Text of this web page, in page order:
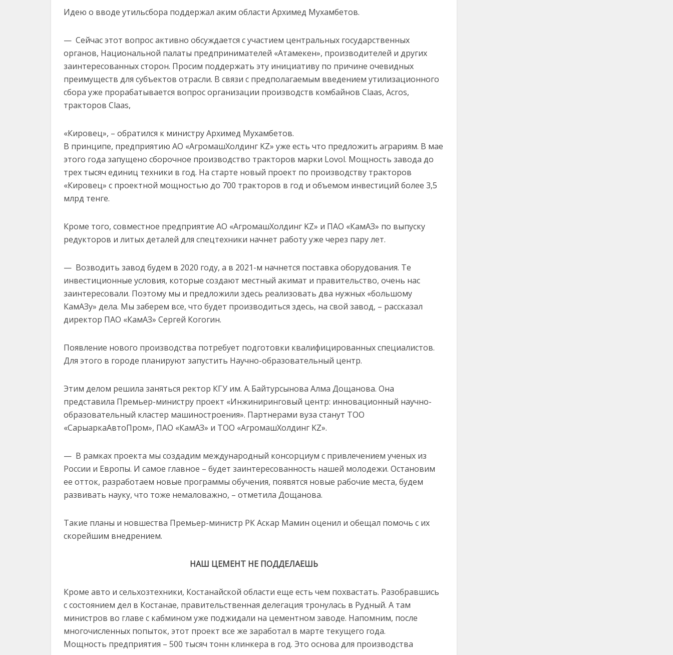
Идею о вводе утильсбора поддержал аким области Архимед Мухамбетов.
— Сейчас этот вопрос активно обсуждается с участием центральных государственных
органов, Национальной палаты предпринимателей «Атамекен», производителей и других
заинтересованных сторон. Просим поддержать эту инициативу по причине очевидных
преимуществ для субъектов отрасли. В связи с предполагаемым введением утилизационного
сбора уже прорабатывается вопрос организации производств комбайнов Claas, Acros,
тракторов Claas,
«Кировец», – обратился к министру Архимед Мухамбетов.
В принципе, предприятию АО «АгромашХолдинг KZ» уже есть что предложить аграриям. В мае
этого года запущено сборочное производство тракторов марки Lovol. Мощность завода до
трех тысяч единиц техники в год. На старте новый проект по производству тракторов
«Кировец» с проектной мощностью до 700 тракторов в год и объемом инвестиций более 3,5
млрд тенге.
Кроме того, совместное предприятие АО «АгромашХолдинг KZ» и ПАО «КамАЗ» по выпуску
редукторов и литых деталей для спецтехники начнет работу уже через пару лет.
— Возводить завод будем в 2020 году, а в 2021-м начнется поставка оборудования. Те
инвестиционные условия, которые создают местный акимат и правительство, очень нас
заинтересовали. Поэтому мы и предложили здесь реализовать два нужных «большому
КамАЗу» дела. Мы заберем все, что будет производиться здесь, на свой завод, – рассказал
директор ПАО «КамАЗ» Сергей Когогин.
Появление нового производства потребует подготовки квалифицированных специалистов.
Для этого в городе планируют запустить Научно-образовательный центр.
Этим делом решила заняться ректор КГУ им. А. Байтурсынова Алма Дощанова. Она
представила Премьер-министру проект «Инжиниринговый центр: инновационный научно-
образовательный кластер машиностроения». Партнерами вуза станут ТОО
«СарыаркаАвтоПром», ПАО «КамАЗ» и ТОО «АгромашХолдинг KZ».
— В рамках проекта мы создадим международный консорциум с привлечением ученых из
России и Европы. И самое главное – будет заинтересованность нашей молодежи. Остановим
ее отток, разработаем новые программы обучения, появятся новые рабочие места, будем
развивать науку, что тоже немаловажно, – отметила Дощанова.
Такие планы и новшества Премьер-министр РК Аскар Мамин оценил и обещал помочь с их
скорейшим внедрением.
НАШ ЦЕМЕНТ НЕ ПОДДЕЛАЕШЬ
Кроме авто и сельхозтехники, Костанайской области еще есть чем похвастать. Разобравшись
с состоянием дел в Костанае, правительственная делегация тронулась в Рудный. А там
министров во главе с кабмином уже поджидали на цементном заводе. Напомним, после
многочисленных попыток, этот проект все же заработал в марте текущего года.
Мощность предприятия – 500 тысяч тонн клинкера в год. Это основа для производства